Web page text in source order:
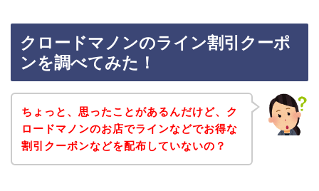
クロードマノンのライン割引クーポ
ンを調べてみた！
ちょっと、思ったことがあるんだけど、ク
ロードマノンのお店でラインなどでお得な
割引クーポンなどを配布していないの？